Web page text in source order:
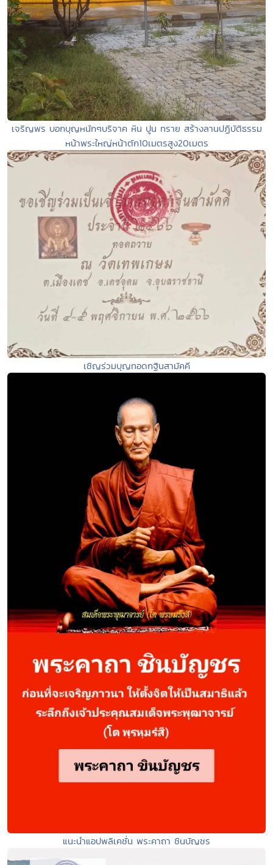
เจริญพร บอกบุญหนักๆบริจาค หิน ปูน ทราย สร้างลานปฏิบัติธรรม
หน้าพระใหญ่หน้าตัก10เมตรสูง20เมตร
เชิญร่วมบุญทอดกฐินสามัคคี
แนะนำแอปพลิเคชั่น พระคาถา ชินบัญชร